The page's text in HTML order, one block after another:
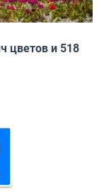
цветов и 518